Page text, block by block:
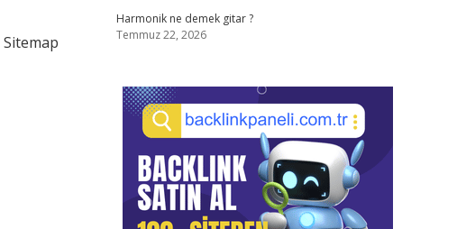
Sitemap
Harmonik ne demek gitar ?
Temmuz 22, 2026